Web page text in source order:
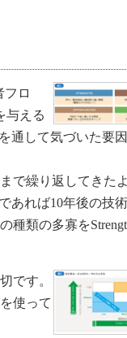
ロ
与える
通して気づいた要
で繰り返してきたよ
あれば10年後の技
類の多寡を
です。
使って